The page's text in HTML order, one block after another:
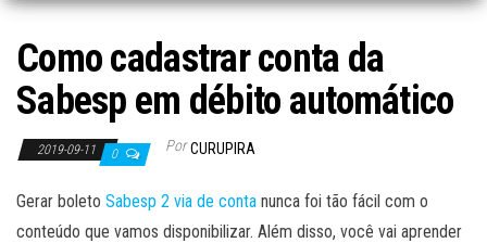
Como cadastrar conta da
Sabesp em débito automático
2019-09-11 0 Por CURUPIRA
Gerar boleto Sabesp 2 via de conta nunca foi tão fácil com o
conteúdo que vamos disponibilizar. Além disso, você vai aprender